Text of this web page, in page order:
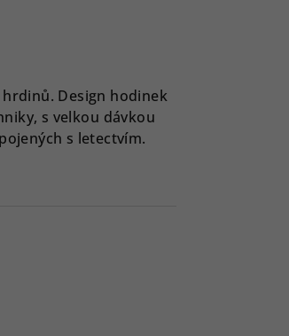
Design hodinek
s velkou dávkou
s letectvím.